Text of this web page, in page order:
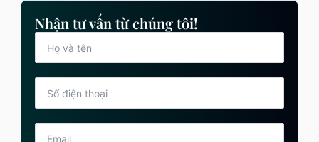
Nhận tư vấn từ chúng tôi!